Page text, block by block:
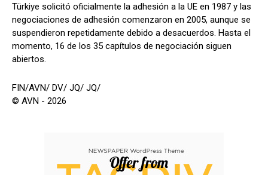
Türkiye solicitó oficialmente la adhesión a la UE en 1987 y las
negociaciones de adhesión comenzaron en 2005, aunque se
suspendieron repetidamente debido a desacuerdos. Hasta el
momento, 16 de los 35 capítulos de negociación siguen
abiertos.
FIN/AVN/ DV/ JQ/ JQ/
© AVN - 2026